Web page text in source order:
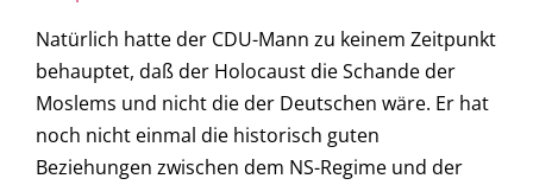
Natürlich hatte der CDU-Mann zu keinem Zeitpunkt
behauptet, daß der Holocaust die Schande der
Moslems und nicht die der Deutschen wäre. Er hat
noch nicht einmal die historisch guten
Beziehungen zwischen dem NS-Regime und der